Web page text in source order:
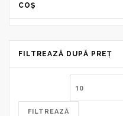
COȘ
FILTREAZĂ DUPĂ PREȚ
FILTREAZĂ